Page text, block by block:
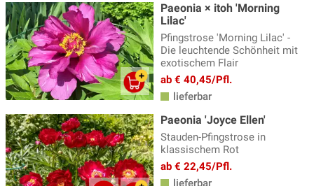
Paeonia × itoh 'Morning
Lilac'
Pfingstrose 'Morning Lilac' -
Die leuchtende Schönheit mit
exotischem Flair
ab € 40,45/Pfl.
lieferbar
Paeonia 'Joyce Ellen'
Stauden-Pfingstrose in
klassischem Rot
ab € 22,45/Pfl.
lieferbar